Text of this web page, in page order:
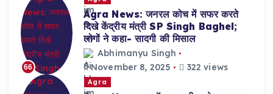
66
Agra News: जनरल कोच में सफर करते
दिखे केंद्रीय मंत्री SP Singh Baghel;
लोगों ने कहा- सादगी की मिसाल
Abhimanyu Singh
November 8, 2025
322 views
Agra